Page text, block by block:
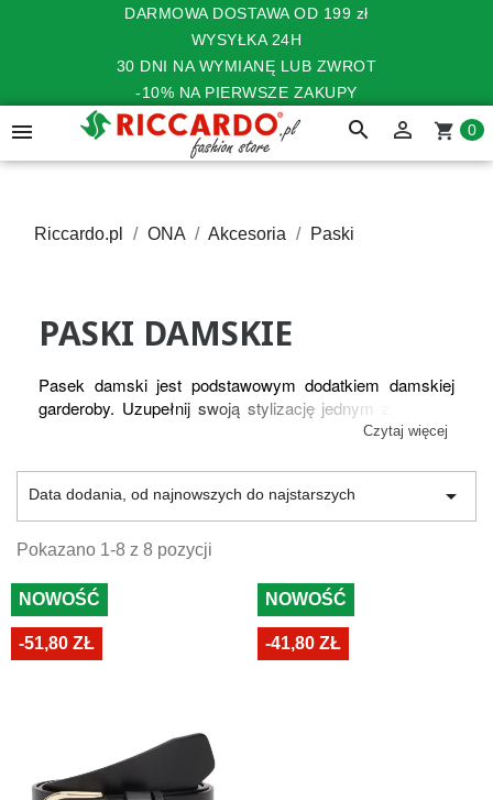
DARMOWA DOSTAWA OD 199 zł
WYSYŁKA 24H
30 DNI NA WYMIANĘ LUB ZWROT
-10% NA PIERWSZE ZAKUPY
 search  shopping_cart 0
Riccardo.pl ONA Akcesoria Paski
PASKI DAMSKIE
Pasek damski jest podstawowym dodatkiem damskiej
garderoby. Uzupełnij swoją stylizację jednym z pasków
damskich dostępnych na stronie riccardo.pl W naszej
HILFIGER oraz innych marek. Wybierz spośród szerokiej
gamy pięknie wykończonych skórzanych pasków.
Czytaj więcej
Data dodania, od najnowszych do najstarszych 
Pokazano 1-8 z 8 pozycji
NOWOŚĆ
-51,80 ZŁ
NOWOŚĆ
-41,80 ZŁ